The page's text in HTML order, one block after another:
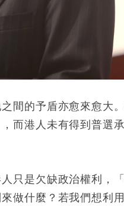
間的予盾亦愈來愈大
而港人未有得到普選
只是欠缺政治權利，
做什麼？若我們想利